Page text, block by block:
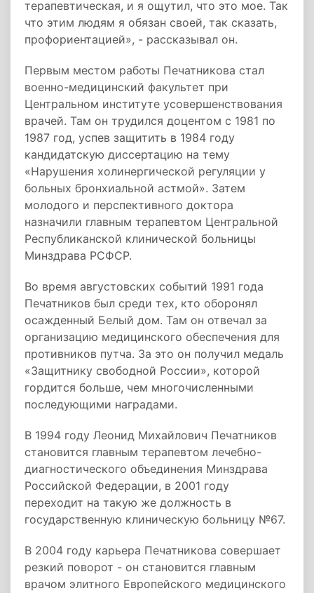
терапевтическая, и я ощутил, что это мое. Так
что этим людям я обязан своей, так сказать,
профориентацией», - рассказывал он.
Первым местом работы Печатникова стал
военно-медицинский факультет при
Центральном институте усовершенствования
врачей. Там он трудился доцентом с 1981 по
1987 год, успев защитить в 1984 году
кандидатскую диссертацию на тему
«Нарушения холинергической регуляции у
больных бронхиальной астмой». Затем
молодого и перспективного доктора
назначили главным терапевтом Центральной
Республиканской клинической больницы
Минздрава РСФСР.
Во время августовских событий 1991 года
Печатников был среди тех, кто оборонял
осажденный Белый дом. Там он отвечал за
организацию медицинского обеспечения для
противников путча. За это он получил медаль
«Защитнику свободной России», которой
гордится больше, чем многочисленными
последующими наградами.
В 1994 году Леонид Михайлович Печатников
становится главным терапевтом лечебно-
диагностического объединения Минздрава
Российской Федерации, в 2001 году
переходит на такую же должность в
государственную клиническую больницу №67.
В 2004 году карьера Печатникова совершает
резкий поворот - он становится главным
врачом элитного Европейского медицинского